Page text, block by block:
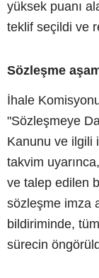
yüksek puanı
teklif seçildi ve
Sözleşme
İhale
"Sözleşmeye
Kanunu ve ilgili
takvim
ve talep edilen
sözleşme imza
bildiriminde,
sürecin